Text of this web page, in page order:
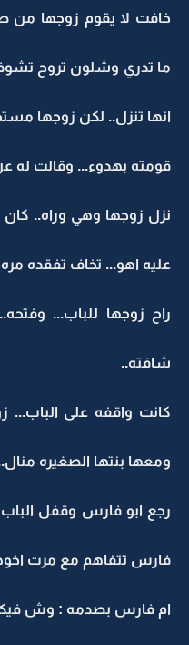
خافت لا يقوم زوجها
ما تدري وشلون تروح
انها تنزل.. لكن زوجها
قومته بهدوء... وقالت له
نزل زوجها وهي وراه.. كان
عليه اهو... تخاف تفقده مره
راح زوجها للباب...
شافته..
كانت واقفه على الباب...
ومعها بنتها الصغيره
رجع ابو فارس وقفل
فارس تتفاهم مع مرت
ام فارس بصدمه : وش